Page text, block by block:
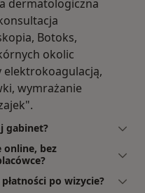
dermatologiczna
Botoks,
okolic
elektrokoagulacją,
wymrażanie
gabinet?
online, bez
po wizycie?